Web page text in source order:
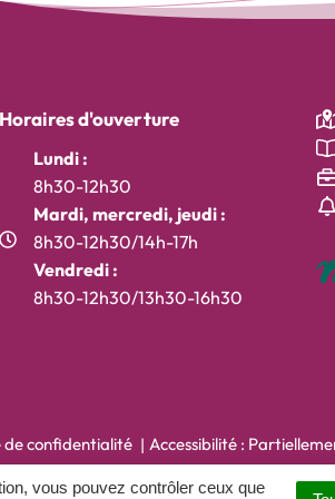
vous pouvez contrôler ceux que
Horaires d'ouverture
Lundi :
8h30-12h30
Mardi, mercredi, jeudi :
8h30-12h30/14h-17h
Vendredi :
8h30-12h30/13h30-16h30
de confidentialité Accessibilité :